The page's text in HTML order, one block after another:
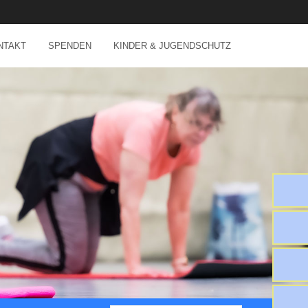
SPENDEN KINDER & JUGENDSCHUTZ